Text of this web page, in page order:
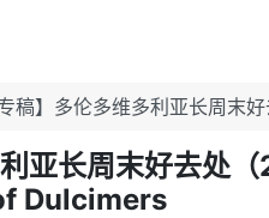
专稿】多伦多维多利亚长周
利亚长周末好去
Dulcimers